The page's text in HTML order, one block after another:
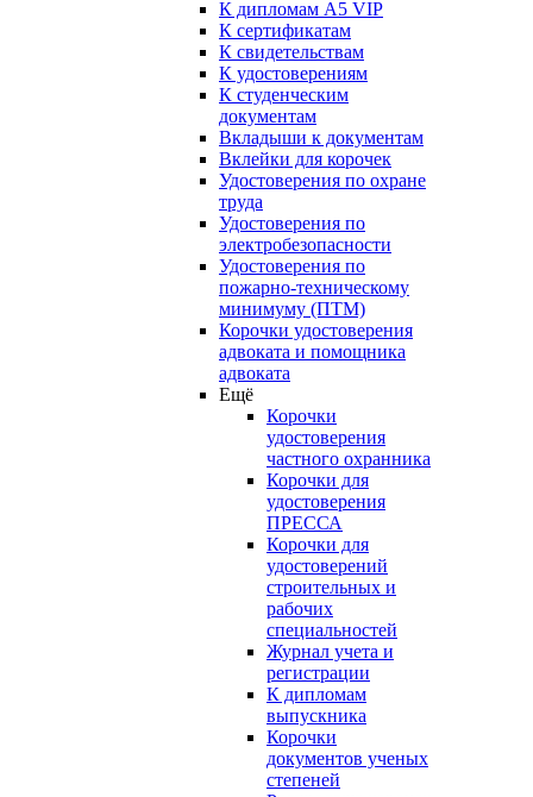
К дипломам А5 VIP
К сертификатам
К свидетельствам
К удостоверениям
К студенческим
документам
Вкладыши к документам
Вклейки для корочек
Удостоверения по охране
труда
Удостоверения по
электробезопасности
Удостоверения по
пожарно-техническому
минимуму (ПТМ)
Корочки удостоверения
адвоката и помощника
адвоката
Ещё
Корочки
удостоверения
частного охранника
Корочки для
удостоверения
ПРЕССА
Корочки для
удостоверений
строительных и
рабочих
специальностей
Журнал учета и
регистрации
К дипломам
выпускника
Корочки
документов ученых
степеней